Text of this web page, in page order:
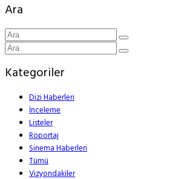
Ara
Kategoriler
Dizi Haberleri
İnceleme
Listeler
Röportaj
Sinema Haberleri
Tümü
Vizyondakiler